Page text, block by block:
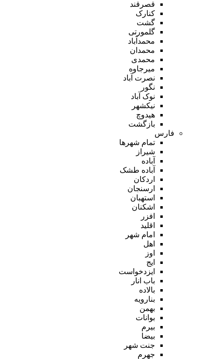
قصرقند
کنارک
گشت
گلمورتی
محمدآباد
محمدان
محمدی
میرجاوه
نصرت آباد
نگور
نوک آباد
نیکشهر
هیدوچ
بازگشت
فارس
تمام شهر‌ها
شیراز
آباده
آباده طشک
اردکان
ارسنجان
استهبان
اشکنان
افزر
اقلید
امام شهر
اهل
اوز
ایج
ایزدخواست
باب انار
بالاده
بنارویه
بهمن
بوانات
بیرم
بیضا
جنت شهر
جهرم